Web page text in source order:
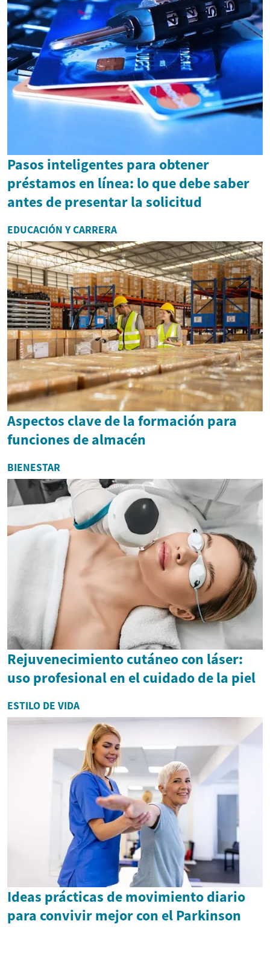
Pasos inteligentes para obtener
préstamos en línea: lo que debe saber
antes de presentar la solicitud
EDUCACIÓN Y CARRERA
Aspectos clave de la formación para
funciones de almacén
BIENESTAR
Rejuvenecimiento cutáneo con láser:
uso profesional en el cuidado de la piel
ESTILO DE VIDA
Ideas prácticas de movimiento diario
para convivir mejor con el Parkinson